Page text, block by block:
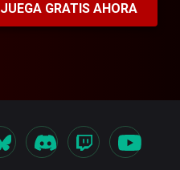
JUEGA GRATIS AHORA